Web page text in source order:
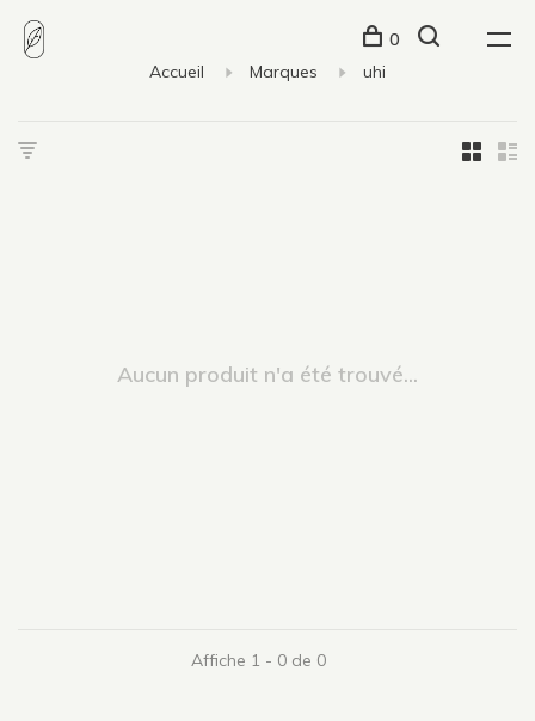
0
Accueil
Marques uhi
Aucun produit n'a été trouvé...
Affiche 1 - 0 de 0